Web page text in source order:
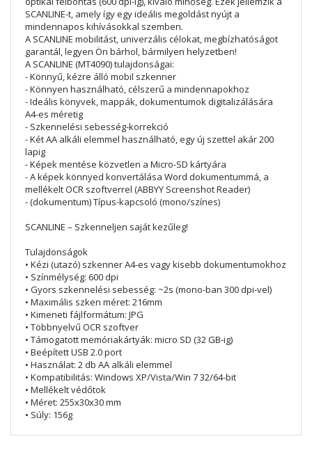
SCANLINE-t, amely így egy ideális megoldást nyújt a
mindennapos kihívásokkal szemben.
A SCANLINE mobilitást, univerzális célokat, megbízhatóságot
garantál, legyen Ön bárhol, bármilyen helyzetben!
A SCANLINE (MT4090) tulajdonságai:
- Könnyű, kézre álló mobil szkenner
- Könnyen használható, célszerű a mindennapokhoz
- Ideális könyvek, mappák, dokumentumok digitalizálására
A4-es méretig
- Szkennelési sebesség-korrekció
- Két AA alkáli elemmel használható, egy új szettel akár 200
lapig
- Képek mentése közvetlen a Micro-SD kártyára
- A képek könnyed konvertálása Word dokumentummá, a
mellékelt OCR szoftverrel (ABBYY Screenshot Reader)
- (dokumentum) Típus-kapcsoló (mono/színes)
SCANLINE – Szkenneljen saját kezűleg!
Tulajdonságok
• Kézi (utazó) szkenner A4-es vagy kisebb dokumentumokhoz
• Színmélység: 600 dpi
• Gyors szkennelési sebesség: ~2s (mono-ban 300 dpi-vel)
• Maximális szken méret: 216mm
• Kimeneti fájlformátum: JPG
• Többnyelvű OCR szoftver
• Támogatott memóriakártyák: micro SD (32 GB-ig)
• Beépített USB 2.0 port
• Használat: 2 db AA alkáli elemmel
• Kompatibilitás: Windows XP/Vista/Win 7 32/64-bit
• Mellékelt védőtok
• Méret: 255x30x30 mm
• Súly: 156g